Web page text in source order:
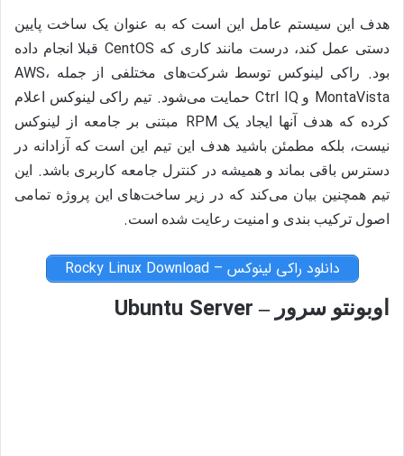
هدف این سیستم عامل این است که به عنوان یک ساخت پایین
دستی عمل کند، درست مانند کاری که CentOS قبلا انجام داده
بود. راکی لینوکس توسط شرکت‌های مختلفی از جمله AWS،
MontaVista وCtrl IQ حمایت می‌شود. تیم راکی لینوکس اعلام
کرده که هدف آنها ایجاد یک RPM مبتنی بر جامعه از لینوکس
نیست، بلکه مطمئن باشید هدف این تیم این است که آزادانه در
دسترس باقی بماند و همیشه در کنترل جامعه کاربری باشد.
این
تیم همچنین بیان می‌کند که در زیر ساخت‌های این پروژه تمامی
اصول ترکیب بندی و امنیت رعایت شده است.
دانلود راکی لینوکس – Rocky Linux Download
اوبونتو سرور – Ubuntu Server